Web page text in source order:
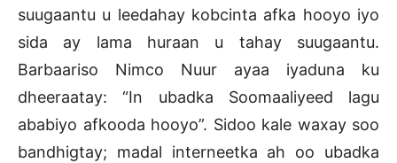
suugaantu u leedahay kobcinta afka hooyo iyo
sida ay lama huraan u tahay suugaantu.
Barbaariso Nimco Nuur ayaa iyaduna ku
dheeraatay: “In ubadka Soomaaliyeed lagu
ababiyo afkooda hooyo”. Sidoo kale waxay soo
bandhigtay; madal interneetka ah oo ubadka